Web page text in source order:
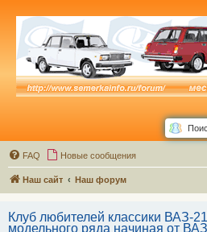
FAQ Новые сообщения
Наш сайт Наш форум
Клуб любителей классики ВАЗ-
модельного ряда начиная от